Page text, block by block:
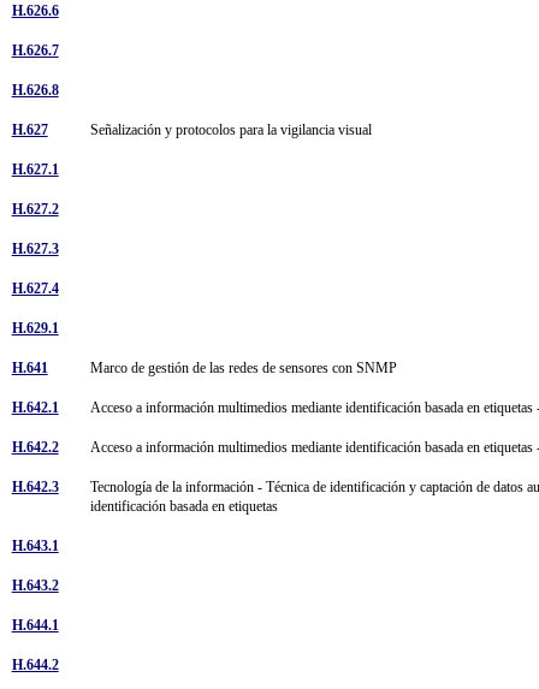
H.626.6
H.626.7
H.626.8
H.627 Señalización y protocolos para la vigilancia visual
H.627.1
H.627.2
H.627.3
H.627.4
H.629.1
H.641 Marco de gestión de las redes de sensores con SNMP
H.642.1 Acceso a información multimedios mediante identificación basada en
H.642.2 Acceso a información multimedios mediante identificación basada en
H.642.3
Tecnología de la información - Técnica de identificación y captación de datos
identificación basada en etiquetas
H.643.1
H.643.2
H.644.1
H.644.2